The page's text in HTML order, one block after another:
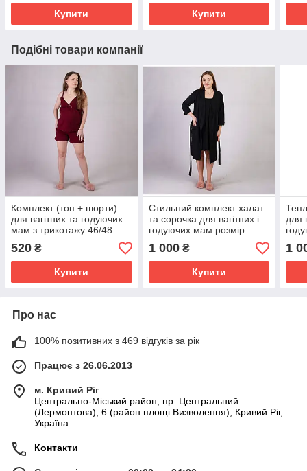
Купити Купити
Подібні товари компанії
Комплект (топ + шорти)
для вагітних та годуючих
мам з трикотажу 46/48
(M/L) Tiana Бордовий
520 ₴
Купити
Стильний комплект халат
та сорочка для вагітних і
годуючих мам розмір
46/48 (M/L) Застібка Tiana
Чорний
1 000₴
Купити
для
(M/
1
Про нас
100% позитивних з 469 відгуків за рік
Працює з 26.06.2013
м. Кривий Ріг
Центрально-Міський район, пр. Центральний
(Лермонтова), 6 (район площі Визволення), Кривий Ріг,
Україна
Контакти